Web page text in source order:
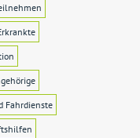
Fahrdienste